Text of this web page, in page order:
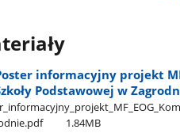
informacyjny projekt
Podstawowej w
1.84MB